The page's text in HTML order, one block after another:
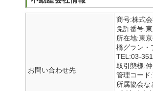
お問い合わせ先
商号:株式
免許番号:
所在地:東
橋グラン・
TEL:03-
取引態様:
管理コード
所属協会な